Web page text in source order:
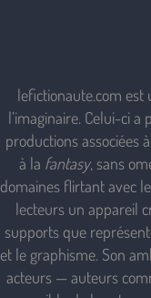
lefictionaute.com est
l’imaginaire. Celui-ci
productions associées
à la fantasy, sans
domaines flirtant avec
lecteurs un appareil
supports que
et le graphisme. Son
acteurs — auteurs